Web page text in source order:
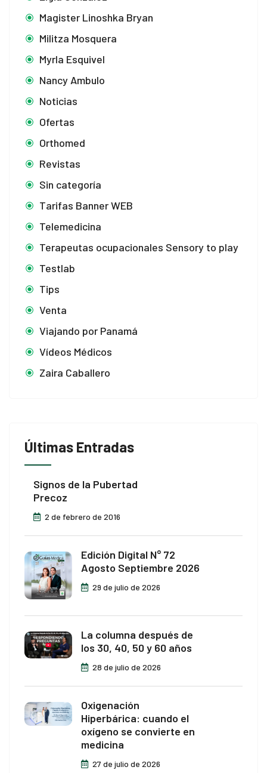
Magister Linoshka Bryan
Militza Mosquera
Myrla Esquivel
Nancy Ambulo
Noticias
Ofertas
Orthomed
Revistas
Sin categoría
Tarifas Banner WEB
Telemedicina
Terapeutas ocupacionales Sensory to play
Testlab
Tips
Venta
Viajando por Panamá
Vídeos Médicos
Zaira Caballero
Últimas Entradas
Signos de la Pubertad
Precoz
2 de febrero de 2016
Edición Digital N° 72
Agosto Septiembre 2026
29 de julio de 2026
La columna después de
los 30, 40, 50 y 60 años
28 de julio de 2026
Oxigenación
Hiperbárica: cuando el
oxígeno se convierte en
medicina
27 de julio de 2026